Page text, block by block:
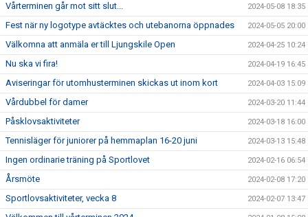
Vårterminen går mot sitt slut... 2024-05-08 18:35
Fest när ny logotype avtäcktes och utebanorna öppnades 2024-05-05 20:00
Välkomna att anmäla er till Ljungskile Open 2024-04-25 10:24
Nu ska vi fira! 2024-04-19 16:45
Aviseringar för utomhusterminen skickas ut inom kort 2024-04-03 15:09
Vårdubbel för damer 2024-03-20 11:44
Påsklovsaktiviteter 2024-03-18 16:00
Tennisläger för juniorer på hemmaplan 16-20 juni 2024-03-13 15:48
Ingen ordinarie träning på Sportlovet 2024-02-16 06:54
Årsmöte 2024-02-08 17:20
Sportlovsaktiviteter, vecka 8 2024-02-07 13:47